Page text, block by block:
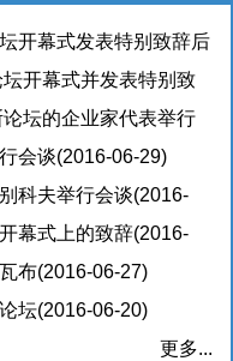
开幕式发表特别致辞后
话交流实录(2016-06-
开幕式并发表特别致
坛的企业家代表举行
会谈(2016-06-29)
科夫举行会谈(2016-
幕式上的致辞(2016-
布(2016-06-27)
坛(2016-06-20)
更多...